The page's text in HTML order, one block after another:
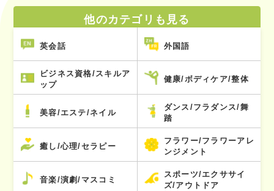
他のカテゴリも見る
英会話 外国語
ビジネス資格/スキルア
ップ
健康/ボディケア/整体
美容/エステ/ネイル
ダンス/フラダンス/舞
踏
癒し/心理/セラピー
フラワー/フラワーアレ
ンジメント
音楽/演劇/マスコミ
スポーツ/エクササイ
ズ/アウトドア